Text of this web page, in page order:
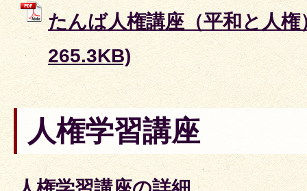
たんば人権講座（平和と人
265.3KB)
人権学習講座